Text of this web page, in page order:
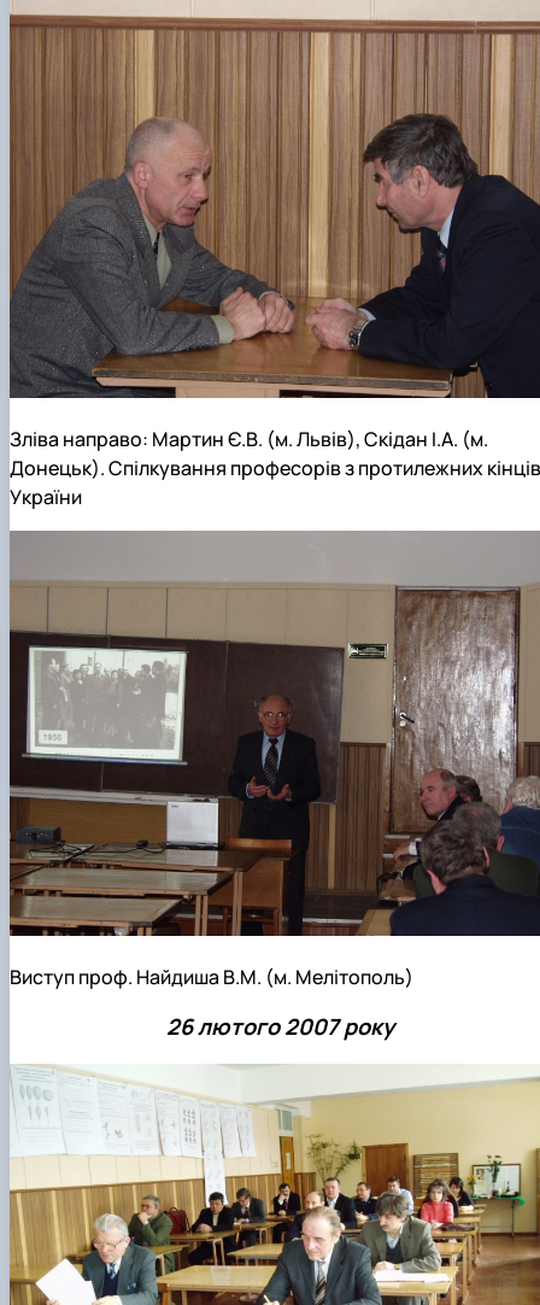
Зліва направо: Мартин Є.В. (м. Львів), Скідан І.А. (м.
Донецьк). Спілкування професорів з протилежних кінців
України
Виступ проф. Найдиша В.М. (м. Мелітополь)
26 лютого 2007 року